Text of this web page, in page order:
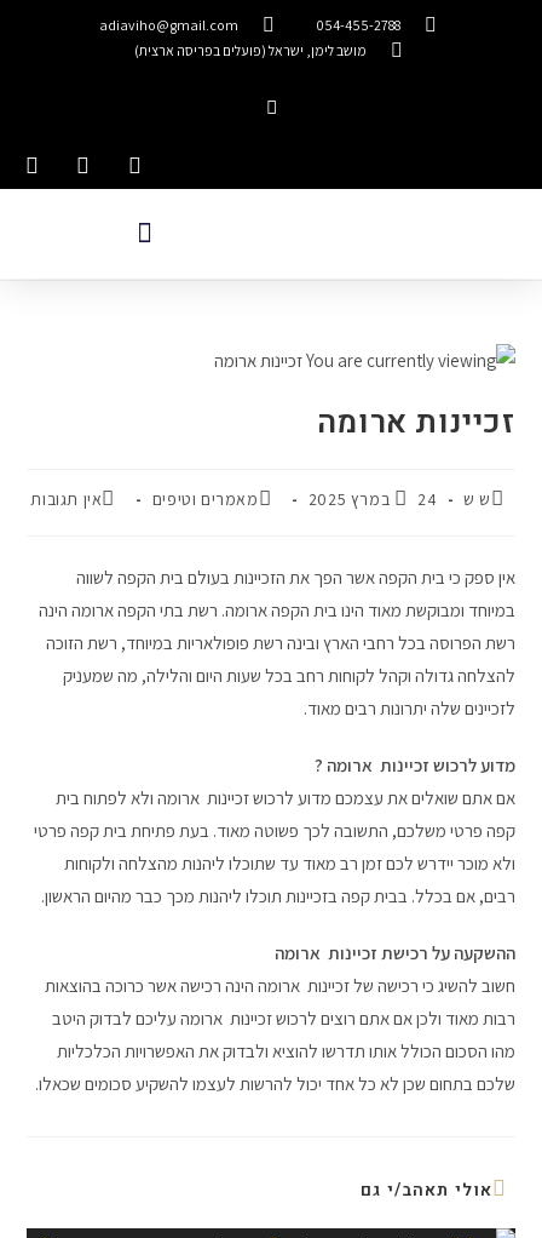
054-455-2788
adiaviho@gmail.com
מושב לימן, ישראל (פועלים בפריסה ארצית)
זכיינות ארומה
ש ש 24 במרץ 2025 מאמרים וטיפים אין תגובות
אין ספק כי בית הקפה אשר הפך את הזכיינות בעולם בית הקפה לשווה
במיוחד ומבוקשת מאוד הינו בית הקפה ארומה. רשת בתי הקפה ארומה הינה
רשת הפרוסה בכל רחבי הארץ ובינה רשת פופולאריות במיוחד, רשת הזוכה
להצלחה גדולה וקהל לקוחות רחב בכל שעות היום והלילה, מה שמעניק
לזכיינים שלה יתרונות רבים מאוד.
מדוע לרכוש זכיינות ארומה ?
אם אתם שואלים את עצמכם מדוע לרכוש זכיינות ארומה ולא לפתוח בית
קפה פרטי משלכם, התשובה לכך פשוטה מאוד. בעת פתיחת בית קפה פרטי
ולא מוכר יידרש לכם זמן רב מאוד עד שתוכלו ליהנות מהצלחה ולקוחות
רבים, אם בכלל. בבית קפה בזכיינות תוכלו ליהנות מכך כבר מהיום הראשון.
ההשקעה על רכישת זכיינות ארומה
חשוב להשיג כי רכישה של זכיינות ארומה הינה רכישה אשר כרוכה בהוצאות
רבות מאוד ולכן אם אתם רוצים לרכוש זכיינות ארומה עליכם לבדוק היטב
מהו הסכום הכולל אותו תדרשו להוציא ולבדוק את האפשרויות הכלכליות
שלכם בתחום שכן לא כל אחד יכול להרשות לעצמו להשקיע סכומים שכאלו.
אולי תאהב/י גם